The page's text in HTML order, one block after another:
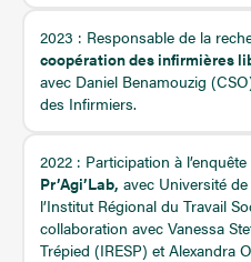
2023 : Responsable de la
coopération des infirmières
avec Daniel Benamouzig
des Infirmiers.
2022 : Participation à
Pr’Agi’Lab, avec Université
l’Institut Régional du Travail
collaboration avec Vanessa
Trépied (IRESP) et Alexandra